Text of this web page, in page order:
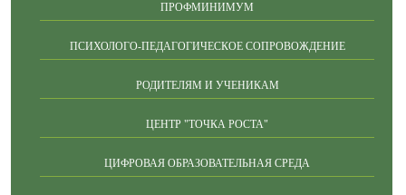
ПРОФМИНИМУМ
ПСИХОЛОГО-ПЕДАГОГИЧЕСКОЕ СОПРОВОЖДЕНИЕ
РОДИТЕЛЯМ И УЧЕНИКАМ
ЦЕНТР "ТОЧКА РОСТА"
ЦИФРОВАЯ ОБРАЗОВАТЕЛЬНАЯ СРЕДА